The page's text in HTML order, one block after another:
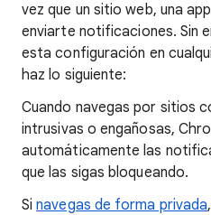
vez que un sitio web, una
enviarte notificaciones. Sin
esta configuración en
haz lo siguiente:
Cuando navegas por sitios
intrusivas o engañosas,
automáticamente las
que las sigas bloqueando.
Sinavegas de forma privada